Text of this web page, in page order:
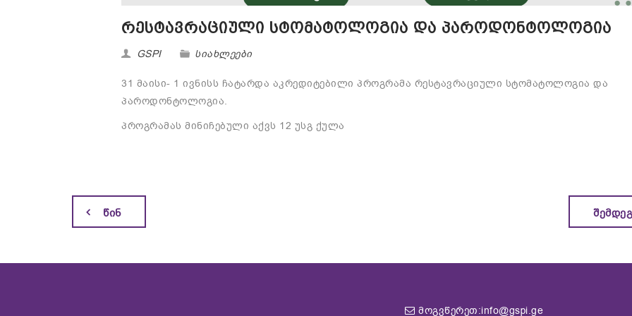
რესტავრაციული სტომატოლოგია და პაროდონტოლოგია
GSPI სიახლეები
31 მაისი- 1 ივნისს ჩატარდა აკრედიტებილი პროგრამა რესტავრაციული სტომატოლოგია და
პაროდონტოლოგია.
პროგრამას მინიჩებული აქვს 12 უსგ ქულა
ᲬᲘᲜ
მოგვწერეთ:info@gspi.ge